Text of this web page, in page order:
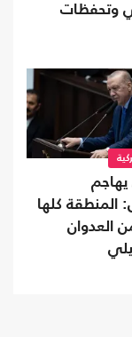
وتحفظات
يهاجم
المنطقة كلها
العدوان